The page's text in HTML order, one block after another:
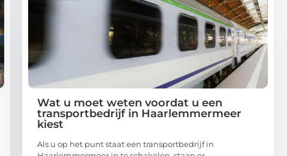
Wat u moet weten voordat u een
transportbedrijf in Haarlemmermeer
kiest
Als u op het punt staat een transportbedrijf in